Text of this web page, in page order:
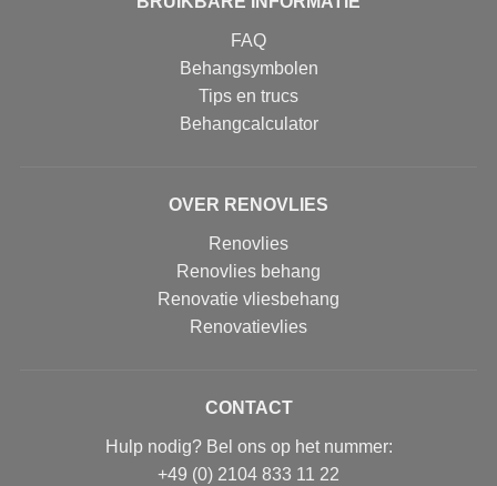
FAQ
Behangsymbolen
Tips en trucs
Behangcalculator
OVER RENOVLIES
Renovlies
Renovlies behang
Renovatie vliesbehang
Renovatievlies
CONTACT
Hulp nodig? Bel ons op het nummer:
+49 (0) 2104 833 11 22